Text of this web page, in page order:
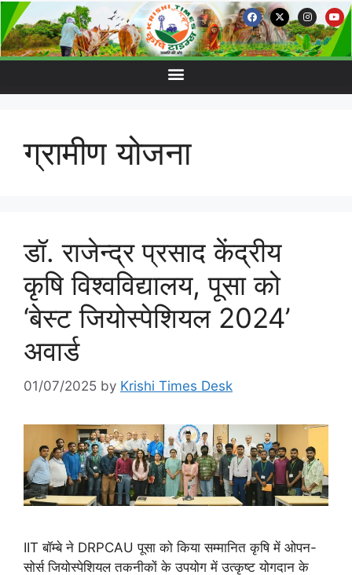
ग्रामीण योजना
डॉ. राजेन्द्र प्रसाद केंद्रीय
कृषि विश्वविद्यालय, पूसा को
‘बेस्ट जियोस्पेशियल 2024’
अवार्ड
01/07/2025 by Krishi Times Desk
IIT बॉम्बे ने DRPCAU पूसा को किया सम्मानित कृषि में ओपन-
सोर्स जियोस्पेशियल तकनीकों के उपयोग में उत्कृष्ट योगदान के